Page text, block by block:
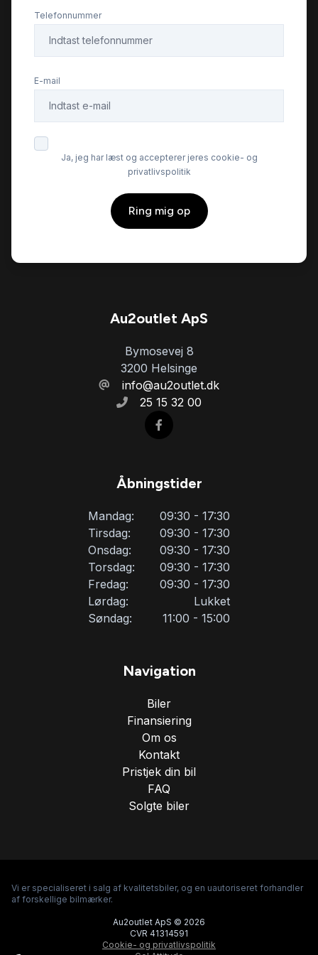
Parkeringssensor bagved
Parkeringssensor foran
Ratgearskifte
Træthedsregistrering
Vejbaneassistent
Telefonnummer
E-mail
Ja, jeg har læst og accepterer jeres cookie- og
privatlivspolitik
Ring mig op
Au2outlet ApS
Bymosevej 8
3200 Helsinge
info@au2outlet.dk
25 15 32 00
Åbningstider
Mandag:
09:30 - 17:30
Tirsdag:
09:30 - 17:30
Onsdag:
09:30 - 17:30
Torsdag:
09:30 - 17:30
Fredag:
09:30 - 17:30
Lørdag:
Lukket
Søndag:
11:00 - 15:00
Navigation
Biler
Finansiering
Om os
Kontakt
Pristjek din bil
FAQ
Solgte biler
Vi er specialiseret i salg af kvalitetsbiler, og en uautoriseret forhandler
af forskellige bilmærker.
Au2outlet ApS © 2026
CVR 41314591
Cookie- og privatlivspolitik